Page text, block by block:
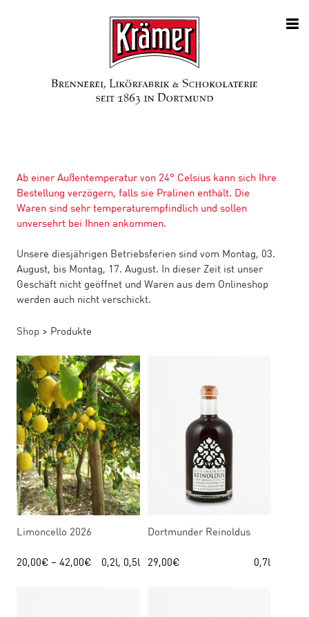
Ab einer Außentemperatur von 24° Celsius kann sich Ihre
Bestellung verzögern, falls sie Pralinen enthält. Die
Waren sind sehr temperaturempfindlich und sollen
unversehrt bei Ihnen ankommen.
Unsere diesjährigen Betriebsferien sind vom Montag, 03.
August, bis Montag, 17. August. In dieser Zeit ist unser
Geschäft nicht geöffnet und Waren aus dem Onlineshop
werden auch nicht verschickt.
Shop > Produkte
Limoncello 2026
20,00€ –42,00€ 0,2l, 0,5l
Dortmunder Reinoldus
29,00€ 0,7l